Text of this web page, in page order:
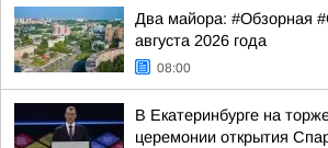
Два майора: #Обзорная
августа 2026 года
08:00
В Екатеринбурге на
церемонии открытия